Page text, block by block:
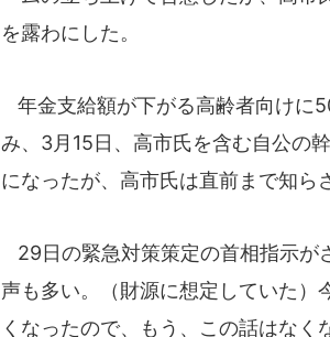
を露わにした。
年金支給額が下がる高齢者向けに
み、3月15日、高市氏を含む自公の
になったが、高市氏は直前まで知ら
29日の緊急対策策定の首相指示が
声も多い。（財源に想定していた）
くなったので、もう、この話はなく